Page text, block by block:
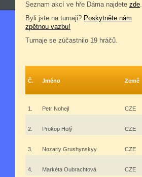
Seznam akcí ve hře Dáma najdete zde.
Byli jste na turnaji? Poskytněte nám
zpětnou vazbu!
Turnaje se zúčastnilo 19 hráčů.
Č. Jméno Země
1. Petr Nohejl CZE
2. Prokop Holý CZE
3. Nozariy Grushynskyy CZE
4. Markéta Oubrachtová CZE